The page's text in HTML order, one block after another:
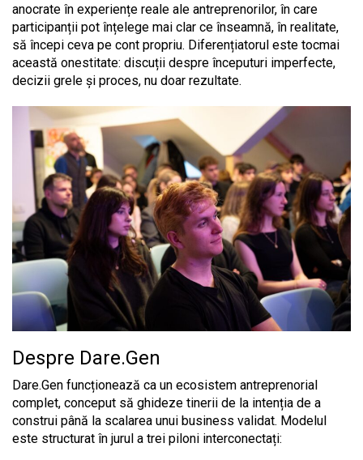
anocrate în experiențe reale ale antreprenorilor, în care
participanții pot înțelege mai clar ce înseamnă, în realitate,
să începi ceva pe cont propriu. Diferențiatorul este tocmai
această onestitate: discuții despre începuturi imperfecte,
decizii grele și proces, nu doar rezultate.
Despre Dare.Gen
Dare.Gen funcționează ca un ecosistem antreprenorial
complet, conceput să ghideze tinerii de la intenția de a
construi până la scalarea unui business validat. Modelul
este structurat în jurul a trei piloni interconectați: